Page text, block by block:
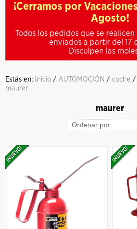
¡Cerramos por
Agosto!
Todos los pedidos que se realicen
enviados a partir del 17
Disculpen las
Estás en: Inicio / AUTOMOCIÓN /coche /
maurer
maurer